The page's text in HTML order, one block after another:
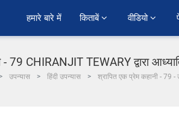
हमारे बारे में किताबें वीडियो
79 CHIRANJIT TEWARY द्वारा
उपन्यास हिंदी उपन्यास श्रापित एक प्रेम कहानी - 79 -